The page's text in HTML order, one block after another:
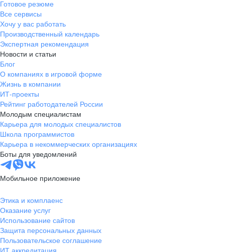
Готовое резюме
Все сервисы
Хочу у вас работать
Производственный календарь
Экспертная рекомендация
Новости и статьи
Блог
О компаниях в игровой форме
Жизнь в компании
ИТ-проекты
Рейтинг работодателей России
Молодым специалистам
Карьера для молодых специалистов
Школа программистов
Карьера в некоммерческих организациях
Боты для уведомлений
Мобильное приложение
Этика и комплаенс
Оказание услуг
Использование сайтов
Защита персональных данных
Пользовательское соглашение